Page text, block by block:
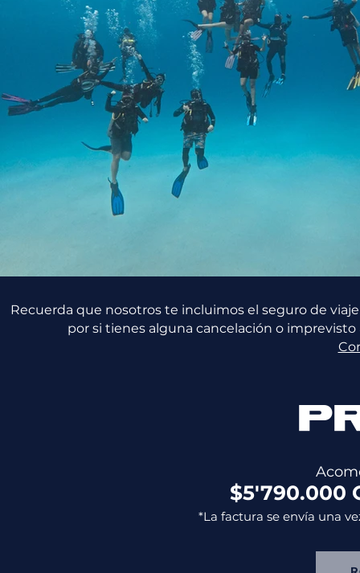
Recuerda que nosotros te incluimos el seguro de
por si tienes alguna cancelación o
$5'790.000
*La factura se envía una